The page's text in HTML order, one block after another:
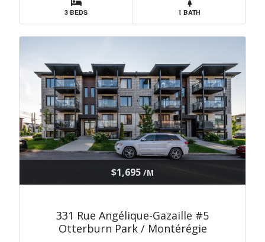
3 BEDS 1 BATH
$1,695 /M
331 Rue Angélique-Gazaille #5
Otterburn Park / Montérégie